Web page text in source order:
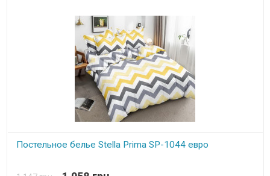
Постельное белье Stella Prima SP-1044 евро